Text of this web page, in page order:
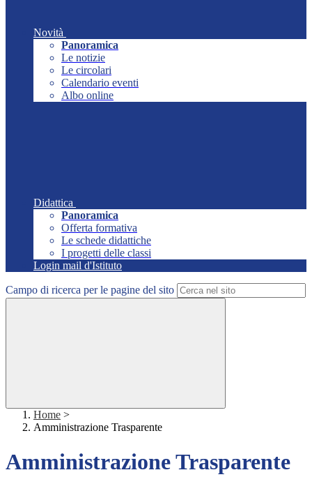
Novità
Panoramica
Le notizie
Le circolari
Calendario eventi
Albo online
Didattica
Panoramica
Offerta formativa
Le schede didattiche
I progetti delle classi
Login mail d'Istituto
Campo di ricerca per le pagine del sito
Home >
Amministrazione Trasparente
Amministrazione Trasparente